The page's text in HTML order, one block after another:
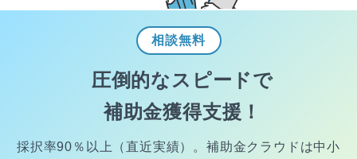
相談無料
圧倒的なスピードで
補助金獲得支援！
採択率90％以上（直近実績）。 補助金クラウドは中小